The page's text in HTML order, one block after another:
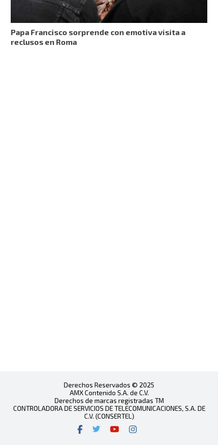
Papa Francisco sorprende con emotiva visita a
reclusos en Roma
Derechos Reservados © 2025
AMX Contenido S.A. de C.V.
Derechos de marcas registradas TM
CONTROLADORA DE SERVICIOS DE TELECOMUNICACIONES, S.A. DE
C.V. (CONSERTEL)